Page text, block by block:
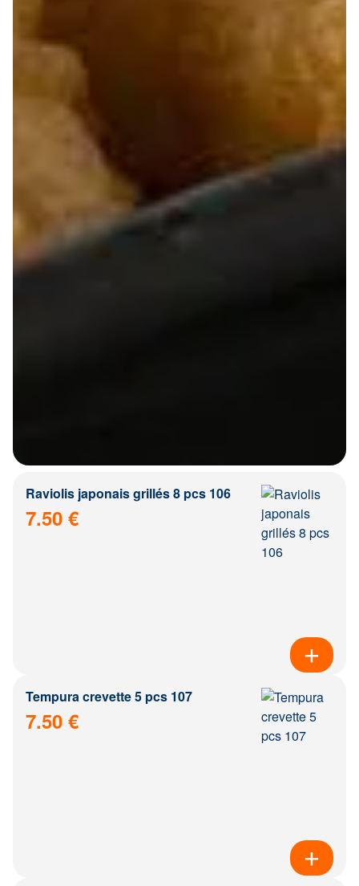
Raviolis japonais grillés 8 pcs 106
7.50 €
Tempura crevette 5 pcs 107
7.50 €